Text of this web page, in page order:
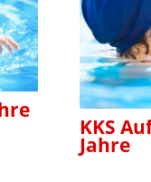
KKS
Jahre